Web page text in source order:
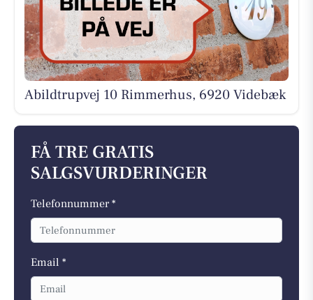
Abildtrupvej 10 Rimmerhus, 6920 Videbæk
FÅ TRE GRATIS
SALGSVURDERINGER
Telefonnummer *
Email *